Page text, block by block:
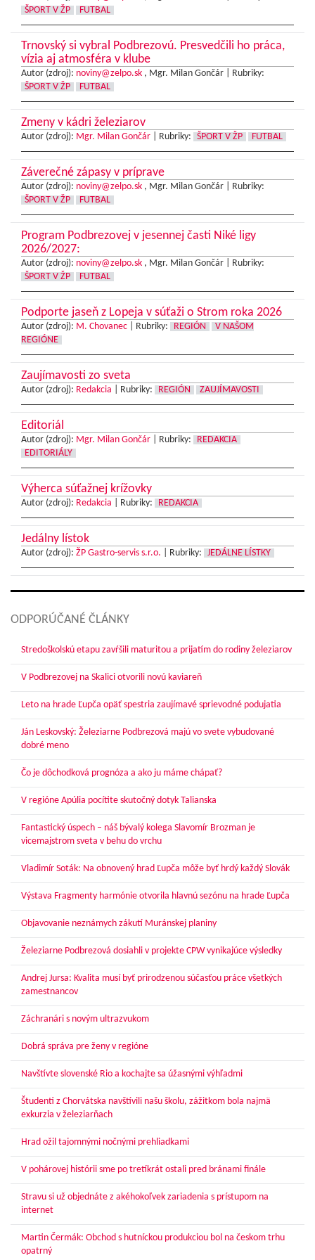
ŠPORT V ŽP
FUTBAL
Trnovský si vybral Podbrezovú. Presvedčili ho práca,
vízia aj atmosféra v klube
Autor (zdroj): noviny@zelpo.sk , Mgr. Milan Gončár |
Rubriky:
ŠPORT V ŽP
FUTBAL
Zmeny v kádri železiarov
Autor (zdroj): Mgr. Milan Gončár Rubriky: ŠPORT V ŽP FUTBAL
Záverečné zápasy v príprave
Autor (zdroj): noviny@zelpo.sk , Mgr. Milan Gončár |
Rubriky:
ŠPORT V ŽP
FUTBAL
Program Podbrezovej v jesennej časti Niké ligy
2026/2027:
Autor (zdroj): noviny@zelpo.sk , Mgr. Milan Gončár |
Rubriky:
ŠPORT V ŽP
FUTBAL
Podporte jaseň z Lopeja v súťaži o Strom roka 2026
Autor (zdroj): M. Chovanec Rubriky: REGIÓN
V NAŠOM
REGIÓNE
Zaujímavosti zo sveta
Autor (zdroj): Redakcia Rubriky: REGIÓN ZAUJÍMAVOSTI
Editoriál
Autor (zdroj): Mgr. Milan Gončár Rubriky:
REDAKCIA
EDITORIÁLY
Výherca súťažnej krížovky
Autor (zdroj): Redakcia Rubriky: REDAKCIA
Jedálny lístok
Autor (zdroj): ŽP Gastro-servis s.r.o. Rubriky: JEDÁLNE LÍSTKY
ODPORÚČANÉ ČLÁNKY
Stredoškolskú etapu zavŕšili maturitou a prijatím do rodiny železiarov
V Podbrezovej na Skalici otvorili novú kaviareň
Leto na hrade Ľupča opäť spestria zaujímavé sprievodné podujatia
Ján Leskovský: Železiarne Podbrezová majú vo svete vybudované
dobré meno
Čo je dôchodková prognóza a ako ju máme chápať?
V regióne Apúlia pocítite skutočný dotyk Talianska
Fantastický úspech – náš bývalý kolega Slavomír Brozman je
vicemajstrom sveta v behu do vrchu
Vladimír Soták: Na obnovený hrad Ľupča môže byť hrdý každý Slovák
Výstava Fragmenty harmónie otvorila hlavnú sezónu na hrade Ľupča
Objavovanie neznámych zákutí Muránskej planiny
Železiarne Podbrezová dosiahli v projekte CPW vynikajúce výsledky
Andrej Jursa: Kvalita musí byť prirodzenou súčasťou práce všetkých
zamestnancov
Záchranári s novým ultrazvukom
Dobrá správa pre ženy v regióne
Navštívte slovenské Rio a kochajte sa úžasnými výhľadmi
Študenti z Chorvátska navštívili našu školu, zážitkom bola najmä
exkurzia v železiarňach
Hrad ožil tajomnými nočnými prehliadkami
V pohárovej histórii sme po tretíkrát ostali pred bránami finále
Stravu si už objednáte z akéhokoľvek zariadenia s prístupom na
internet
Martin Čermák: Obchod s hutníckou produkciou bol na českom trhu
opatrný